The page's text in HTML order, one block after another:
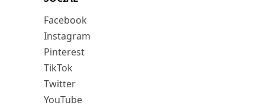
Facebook
Instagram
Pinterest
TikTok
Twitter
YouTube